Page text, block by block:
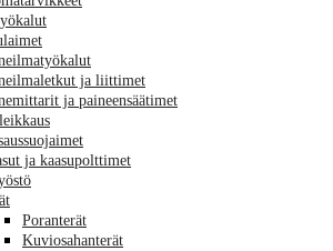
ja liittimet
ja paineensäätimet
ja kaasupolttimet
Poranterät
Kuviosahanterät